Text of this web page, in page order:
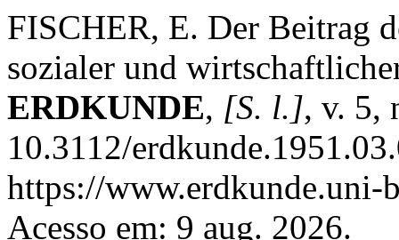
FISCHER, E. Der Beitrag
sozialer und
ERDKUNDE, [S. l.], v. 5,
10.3112/
https://www.erdkunde.uni-
Acesso em: 9 aug. 2026.